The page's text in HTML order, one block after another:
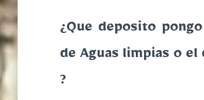
¿Que deposito
de Aguas limpias o el
?